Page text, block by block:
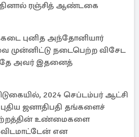
ரஞ்சித் ஆண்டகை
புனித அந்தோனியார்
முன்னிட்டு நடைபெற்ற விசேட
அவர் இதனைத்
2024 செப்டம்பர் ஆட்சி
ஜனாதிபதி தங்களைச்
உண்மைகளை
என